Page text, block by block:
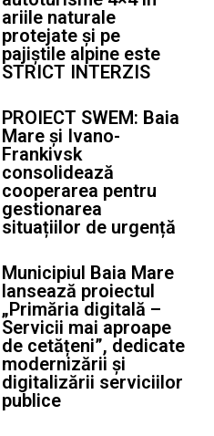
ariile naturale
protejate și pe
pajiștile alpine este
STRICT INTERZIS
PROIECT SWEM: Baia
Mare și Ivano-
Frankivsk
consolidează
cooperarea pentru
gestionarea
situațiilor de urgență
Municipiul Baia Mare
lansează proiectul
„Primăria digitală –
Servicii mai aproape
de cetățeni”, dedicate
modernizării și
digitalizării serviciilor
publice